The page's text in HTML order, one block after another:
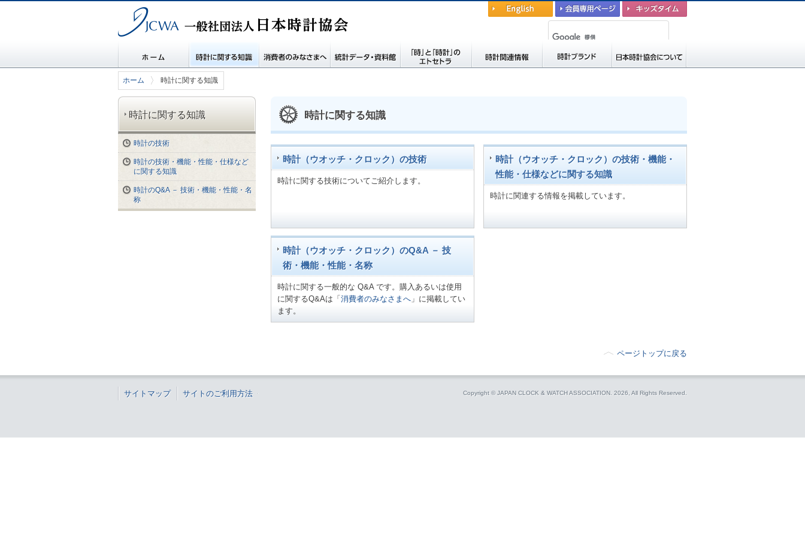
一般社団法人 日本時計協会
会員専用ページ キッズタイム
ホーム 時計に関する知識
ホーム 時計に関する知識
時計に関する知識
時計（ウオッチ・クロック）の技術
時計に関する技術についてご紹介します。
時計（ウオッチ・クロック）の技術・機能・
性能・仕様などに関する知識
時計に関連する情報を掲載しています。
時計（ウオッチ・クロック）のQ&A － 技
術・機能・性能・名称
時計に関する一般的な Q&A です。購入あるいは使用
に関するQ&Aは「 消費者のみなさまへ 」に掲載してい
ます。
時計に関する知識
時計の技術
時計の技術・機能・性能・仕様など
に関する知識
時計のQ&A － 技術・機能・性能・名
称
ページトップに戻る
Copyright © JAPAN CLOCK & WATCH ASSOCIATION. 2026, All Rights Reserved.
サイトマップ サイトのご利用方法